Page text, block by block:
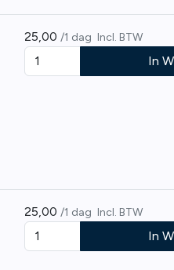
25,00 /1 dag Incl. BTW
In
25,00 /1 dag Incl. BTW
In